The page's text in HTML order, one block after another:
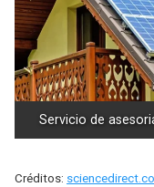
Servicio de
Créditos: